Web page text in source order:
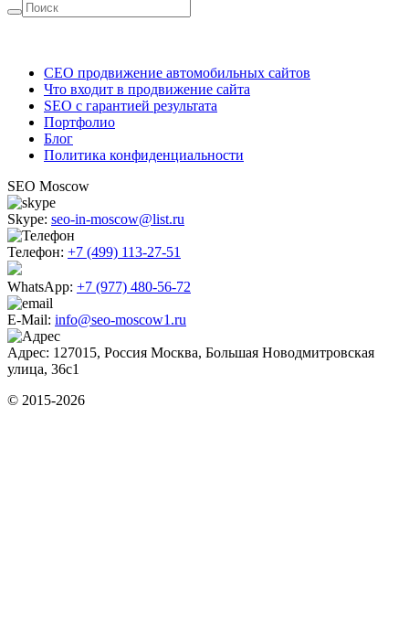
СЕО продвижение автомобильных сайтов
Что входит в продвижение сайта
SEO c гарантией результата
Портфолио
Блог
Политика конфиденциальности
SEO Moscow
Skype: seo-in-moscow@list.ru
Телефон: +7 (499) 113-27-51
WhatsApp: +7 (977) 480-56-72
E-Mail: info@seo-moscow1.ru
Адрес: 127015, Россия Москва, Большая Новодмитровская
улица, 36с1
© 2015-2026